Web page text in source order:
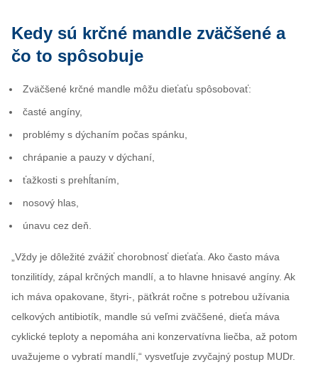
Kedy sú krčné mandle zväčšené a
čo to spôsobuje
Zväčšené krčné mandle môžu dieťaťu spôsobovať:
časté angíny,
problémy s dýchaním počas spánku,
chrápanie a pauzy v dýchaní,
ťažkosti s prehĺtaním,
nosový hlas,
únavu cez deň.
„Vždy je dôležité zvážiť chorobnosť dieťaťa. Ako často máva
tonzilitídy, zápal krčných mandlí, a to hlavne hnisavé angíny. Ak
ich máva opakovane, štyri-, päťkrát ročne s potrebou užívania
celkových antibiotík, mandle sú veľmi zväčšené, dieťa máva
cyklické teploty a nepomáha ani konzervatívna liečba, až potom
uvažujeme o vybratí mandlí,“ vysvetľuje zvyčajný postup MUDr.